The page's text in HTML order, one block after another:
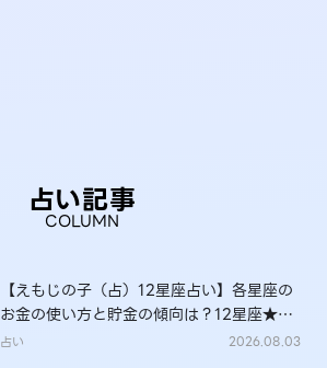
占い記事
COLUMN
【えもじの子（占）12星座占い】各星座の
お金の使い方と貯金の傾向は？12星座★徹
底解説
占い 2026.08.03